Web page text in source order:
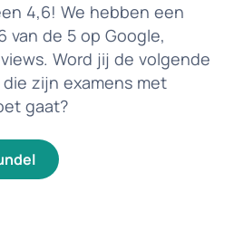
4,6! We hebben een
van de 5 op Google,
Word jij de volgende
zijn examens met
gaat?